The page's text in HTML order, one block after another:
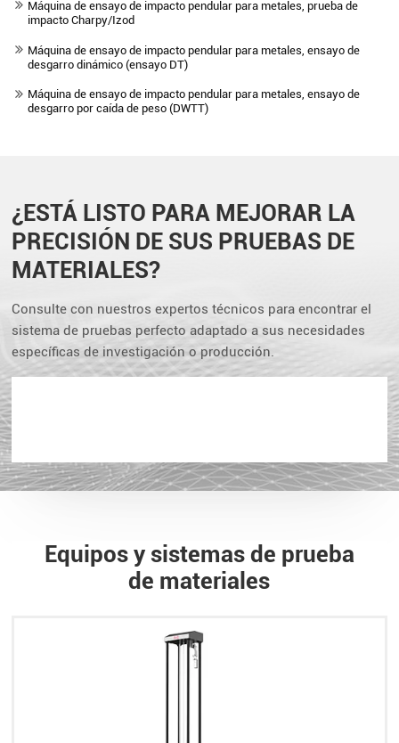
Máquina de ensayo de impacto pendular para metales, prueba de
impacto Charpy/Izod
Máquina de ensayo de impacto pendular para metales, ensayo de
desgarro dinámico (ensayo DT)
Máquina de ensayo de impacto pendular para metales, ensayo de
desgarro por caída de peso (DWTT)
¿ESTÁ LISTO PARA MEJORAR LA
PRECISIÓN DE SUS PRUEBAS DE
MATERIALES?
Consulte con nuestros expertos técnicos para encontrar el
sistema de pruebas perfecto adaptado a sus necesidades
específicas de investigación o producción.
Equipos y sistemas de prueba
de materiales